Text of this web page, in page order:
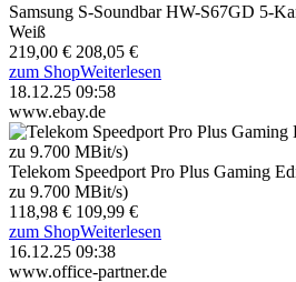
Samsung S-Soundbar HW-S67GD 5-
Weiß
219,00 € 208,05 €
zum ShopWeiterlesen
18.12.25 09:58
www.ebay.de
Telekom Speedport Pro Plus Gaming
zu 9.700 MBit/s)
118,98 € 109,99 €
zum ShopWeiterlesen
16.12.25 09:38
www.office-partner.de